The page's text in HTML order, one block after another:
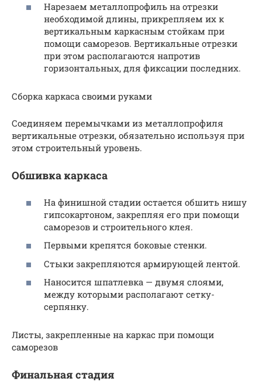
Нарезаем металлопрофиль на отрезки
необходимой длины, прикрепляем их к
вертикальным каркасным стойкам при
помощи саморезов. Вертикальные отрезки
при этом располагаются напротив
горизонтальных, для фиксации последних.
Сборка каркаса своими руками
Соединяем перемычками из металлопрофиля
вертикальные отрезки, обязательно используя при
этом строительный уровень.
Обшивка каркаса
На финишной стадии остается обшить нишу
гипсокартоном, закрепляя его при помощи
саморезов и строительного клея.
Первыми крепятся боковые стенки.
Стыки закрепляются армирующей лентой.
Наносится шпатлевка — двумя слоями,
между которыми располагают сетку-
серпянку.
Листы, закрепленные на каркас при помощи
саморезов
Финальная стадия